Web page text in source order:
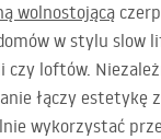
wolnostojącą
w stylu slow
czy loftów.
łączy estetykę
wykorzystać